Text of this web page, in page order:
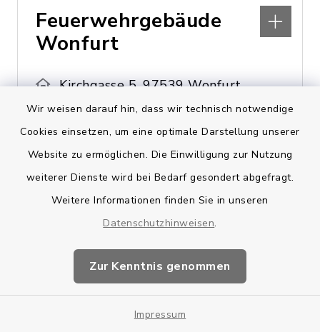
Wir weisen darauf hin, dass wir technisch notwendige
Cookies einsetzen, um eine optimale Darstellung unserer
Website zu ermöglichen. Die Einwilligung zur Nutzung
weiterer Dienste wird bei Bedarf gesondert abgefragt.
Weitere Informationen finden Sie in unseren
Datenschutzhinweisen.
Zur Kenntnis genommen
Impressum
Feuerwehrgebäude
Wonfurt
Kirchgasse 5, 97539 Wonfurt
09521 9234-0
vg@vg.theres.de
Finanzamt Zeil
Obere Torstraße 9, 97475
Zeil am Main
09524 8240